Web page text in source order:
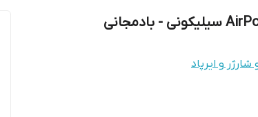
و ایرپاد